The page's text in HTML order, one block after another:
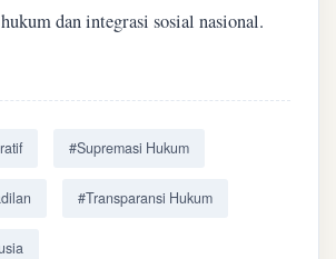
dan integrasi sosial nasional.
#Supremasi Hukum
#Transparansi Hukum